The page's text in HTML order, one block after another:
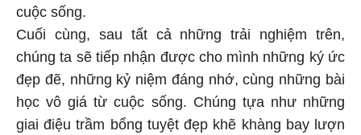
cuộc sống.
Cuối cùng, sau tất cả những trải nghiệm trên,
chúng ta sẽ tiếp nhận được cho mình những ký ức
đẹp đẽ, những kỷ niệm đáng nhớ, cùng những bài
học vô giá từ cuộc sống. Chúng tựa như những
giai điệu trầm bổng tuyệt đẹp khẽ khàng bay lượn